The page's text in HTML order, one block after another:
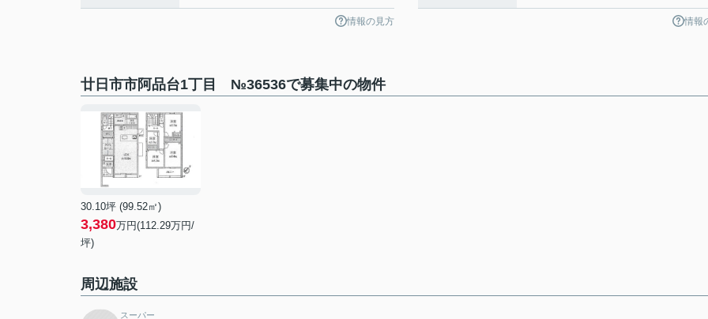
情報の見方 情報
廿日市市阿品台1丁目 №36536で募集中の物件
30.10坪 (99.52㎡)
3,380万円(112.29万円/
坪)
周辺施設
スーパー